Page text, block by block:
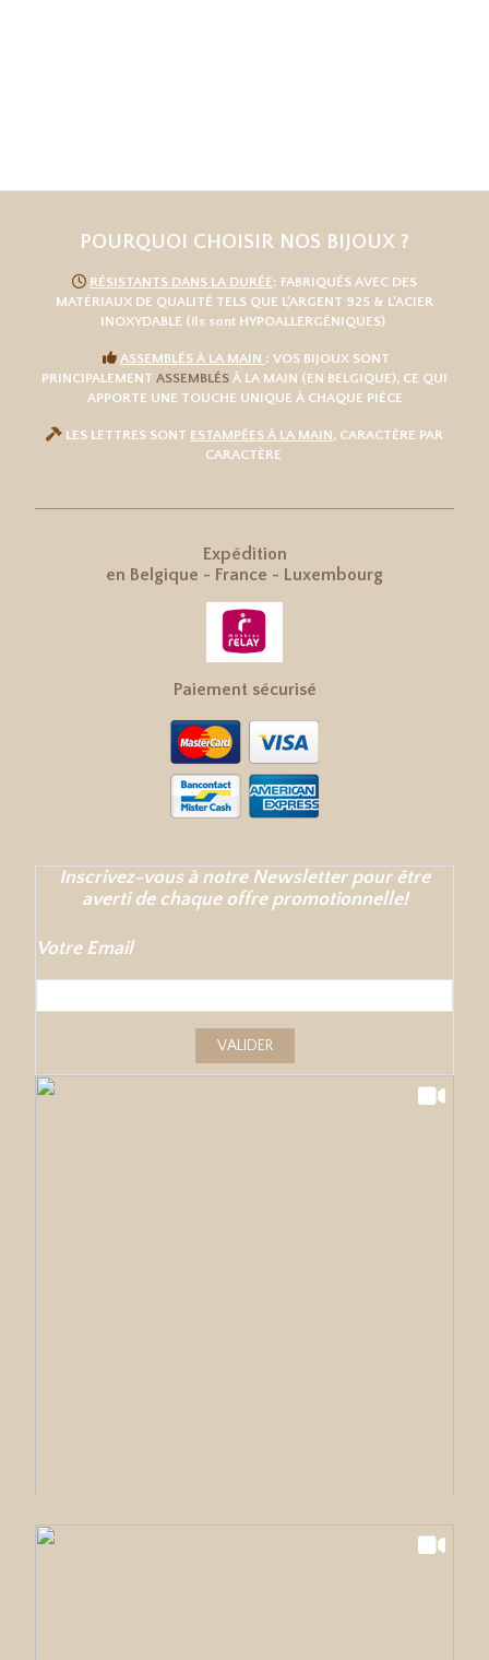
POURQUOI CHOISIR NOS BIJOUX ?
 RÉSISTANTS DANS LA DURÉE: FABRIQUÉS AVEC DES
MATÉRIAUX DE QUALITÉ TELS QUE L 'ARGENT 925 & L'ACIER
INOXYDABLE (ils sont HYPOALLERGÉNIQUES)
 ASSEMBLÉS À LA MAIN : VOS BIJOUX SONT
PRINCIPALEMENT ASSEMBLÉS À LA MAIN (EN BELGIQUE), CE QUI
APPORTE UNE TOUCHE UNIQUE À CHAQUE PIÈCE
 LES LETTRES SONT ESTAMPÉES À LA MAIN, CARACTÈRE PAR
CARACTÈRE
Expédition
en Belgique - France - Luxembourg
Paiement sécurisé
Inscrivez-vous à notre Newsletter pour être
averti de chaque offre promotionnelle!
Votre Email
VALIDER